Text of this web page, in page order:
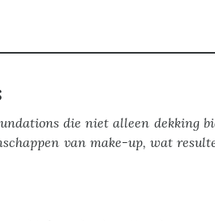
die niet alleen dekking
van make-up, wat